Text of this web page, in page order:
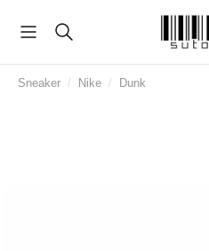
Sneaker / Nike / Dunk